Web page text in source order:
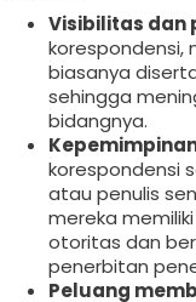
Visibilitas dan
korespondensi,
biasanya
sehingga
bidangnya.
korespondensi
atau penulis
mereka
otoritas dan
penerbitan
Peluang